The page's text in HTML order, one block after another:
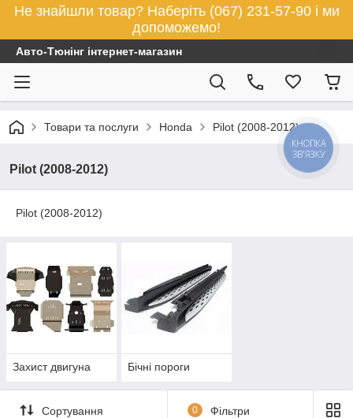
Не знайшли товар? Наберіть (067) 231-57-90 і ми
допоможемо!
Авто-Тюнінг інтернет-магазин
Товари та послуги Honda Pilot (2008-2012)
Pilot (2008-2012)
Pilot (2008-2012)
Захист двигуна Бічні пороги
Сортування 0 Фільтри
КНОПКА
ЗВ'ЯЗКУ